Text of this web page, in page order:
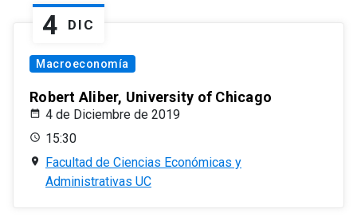
4 DIC
Macroeconomía
Robert Aliber, University of Chicago
4 de Diciembre de 2019
15:30
Facultad de Ciencias Económicas y
Administrativas UC